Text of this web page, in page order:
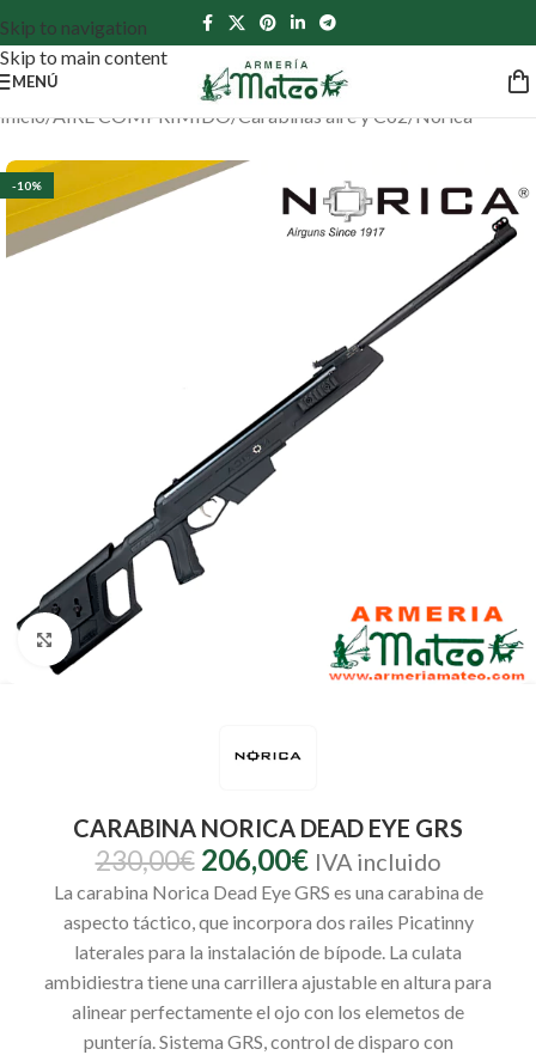
Skip to navigation
Skip to main content
MENÚ
Inicio/AIRE COMPRIMIDO/ Carabinas aire y Co2 / Norica
-10%
Clic para ampliar
CARABINA NORICA DEAD EYE GRS
230,00€ 206,00€ IVA incluido
La carabina Norica Dead Eye GRS es una carabina de
aspecto táctico, que incorpora dos railes Picatinny
laterales para la instalación de bípode. La culata
ambidiestra tiene una carrillera ajustable en altura para
alinear perfectamente el ojo con los elemetos de
puntería. Sistema GRS, control de disparo con